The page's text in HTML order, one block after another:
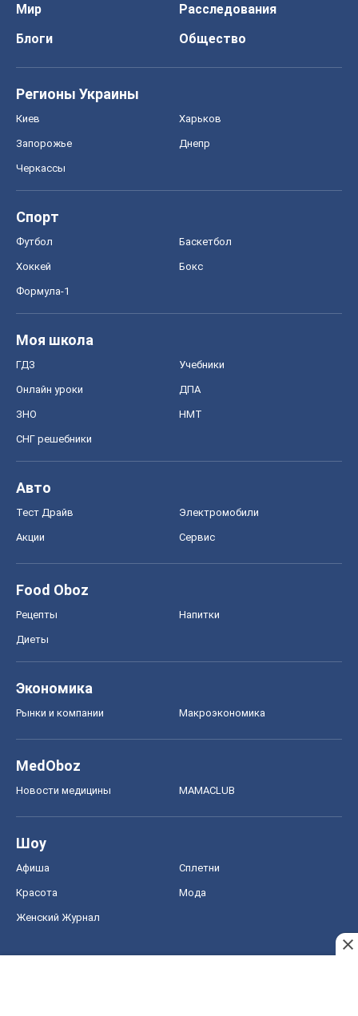
Мир
Расследования
Блоги
Общество
Регионы Украины
Киев Харьков
Запорожье Днепр
Черкассы
Спорт
Футбол Баскетбол
Хоккей Бокс
Формула-1
Моя школа
ГДЗ Учебники
Онлайн уроки ДПА
ЗНО НМТ
СНГ решебники
Авто
Тест Драйв Электромобили
Акции Сервис
Food Oboz
Рецепты Напитки
Диеты
Экономика
Рынки и компании Mакроэкономика
MedOboz
Новости медицины MAMACLUB
Шоу
Афиша Сплетни
Красота Мода
Женский Журнал